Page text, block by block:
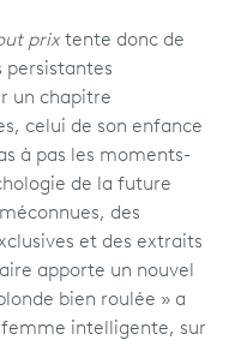
prixtente donc de
persistantes
un chapitre
celui de son enfance
à pas les moments-
de la future
des
et des extraits
apporte un nouvel
bien roulée » a
intelligente, sur